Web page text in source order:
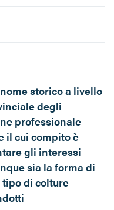
storico a livello
degli
professionale
il cui compito è
gli interessi
sia la forma di
tipo di colture